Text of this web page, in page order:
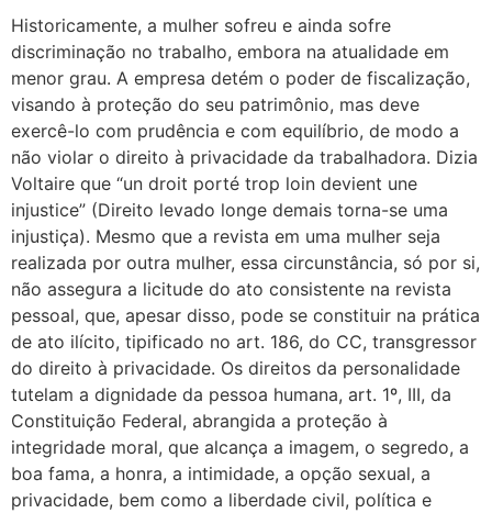
Historicamente, a mulher sofreu e ainda sofre
discriminação no trabalho, embora na atualidade em
menor grau. A empresa detém o poder de fiscalização,
visando à proteção do seu patrimônio, mas deve
exercê-lo com prudência e com equilíbrio, de modo a
não violar o direito à privacidade da trabalhadora. Dizia
Voltaire que “un droit porté trop loin devient une
injustice” (Direito levado longe demais torna-se uma
injustiça). Mesmo que a revista em uma mulher seja
realizada por outra mulher, essa circunstância, só por si,
não assegura a licitude do ato consistente na revista
pessoal, que, apesar disso, pode se constituir na prática
de ato ilícito, tipificado no art. 186, do CC, transgressor
do direito à privacidade. Os direitos da personalidade
tutelam a dignidade da pessoa humana, art. 1º, III, da
Constituição Federal, abrangida a proteção à
integridade moral, que alcança a imagem, o segredo, a
boa fama, a honra, a intimidade, a opção sexual, a
privacidade, bem como a liberdade civil, política e